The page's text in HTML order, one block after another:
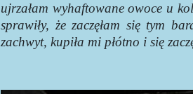
ujrzałam wyhaftowane owoce u
sprawiły, że zaczęłam się tym
zachwyt, kupiła mi płótno i się